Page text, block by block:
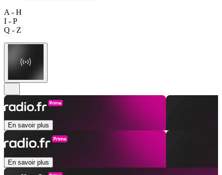
A - H
I - P
Q - Z
En savoir plus
En savoir plus